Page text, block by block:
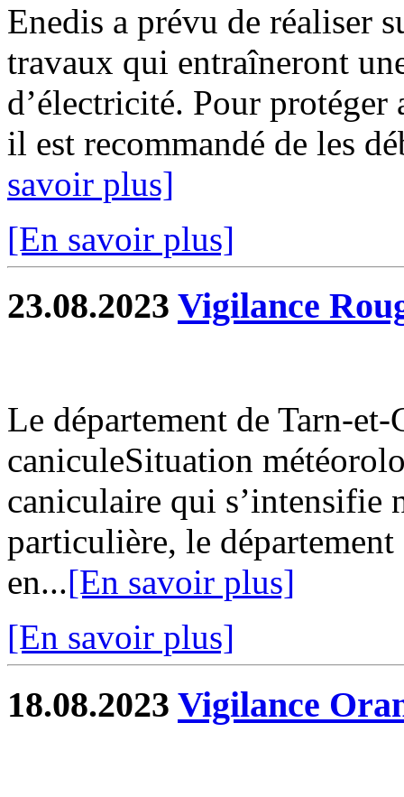
Enedis a prévu de réaliser
travaux qui entraîneront
d’électricité. Pour protéger
il est recommandé de les
savoir plus]
[En savoir plus]
23.08.2023 Vigilance
Le département de Tarn-
caniculeSituation
caniculaire qui s’intensifie
particulière, le
en...[En savoir plus]
[En savoir plus]
18.08.2023 Vigilance